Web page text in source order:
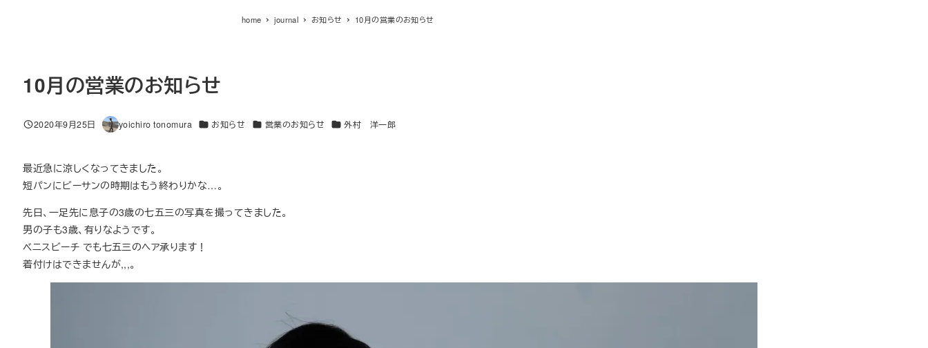
home journal お知らせ 10月の営業のお知らせ
10月の営業のお知らせ
投稿日
2020年9月25日
著
yoichiro tonomura カテゴリー
お知らせ カテゴリー
営業のお知らせ カテゴリー
外村 洋一郎
最近急に涼しくなってきました。
短パンにビーサンの時期はもう終わりかな…。
先日、一足先に息子の3歳の七五三の写真を撮ってきました。
男の子も3歳、有りなようです。
ベニスビーチ でも七五三のヘア承ります！
着付けはできませんが,,,。